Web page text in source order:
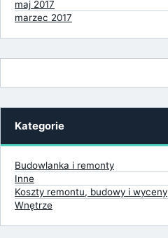
maj 2017
marzec 2017
Kategorie
Budowlanka i remonty
Inne
Koszty remontu, budowy i wyceny
Wnętrze